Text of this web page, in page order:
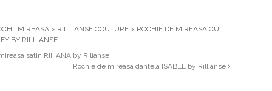
MIREASA > RILLIANSE COUTURE > ROCHIE DE MIREASA CU
BY RILLIANSE
satin RIHANA by Rilianse
Rochie de mireasa dantela ISABEL by Rillianse